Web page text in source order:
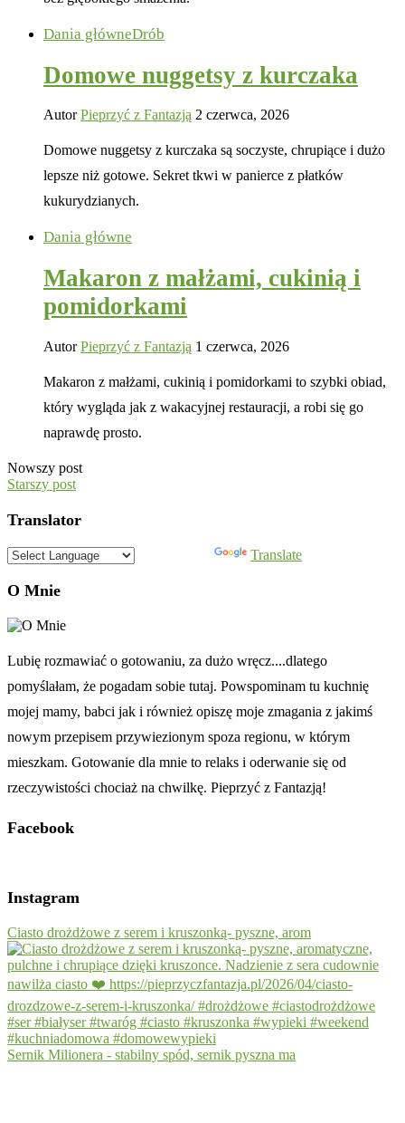
Dania główneDrób
Domowe nuggetsy z kurczaka
AutorPieprzyć z Fantazją 2 czerwca, 2026
Domowe nuggetsy z kurczaka są soczyste, chrupiące i dużo
lepsze niż gotowe. Sekret tkwi w panierce z płatków
kukurydzianych.
Dania główne
Makaron z małżami, cukinią i
pomidorkami
AutorPieprzyć z Fantazją 1 czerwca, 2026
Makaron z małżami, cukinią i pomidorkami to szybki obiad,
który wygląda jak z wakacyjnej restauracji, a robi się go
naprawdę prosto.
Nowszy post
Starszy post
Translator
Translate
O Mnie
Lubię rozmawiać o gotowaniu, za dużo wręcz....dlatego
pomyślałam, że pogadam sobie tutaj. Powspominam tu kuchnię
mojej mamy, babci jak i również opiszę moje zmagania z jakimś
nowym przepisem przywiezionym spoza regionu, w którym
mieszkam. Gotowanie dla mnie to relaks i oderwanie się od
rzeczywistości chociaż na chwilkę. Pieprzyć z Fantazją!
Facebook
Instagram
Ciasto drożdżowe z serem i kruszonką- pyszne, arom
Sernik Milionera - stabilny spód, sernik pyszna ma